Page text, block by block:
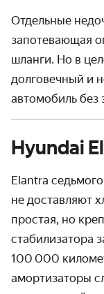
Отдельные
запотевающая
шланги. Но в
долговечный и
автомобиль без
Hyundai
Elantra
не доставляют
простая, но
стабилизатора
100 000
амортизаторы